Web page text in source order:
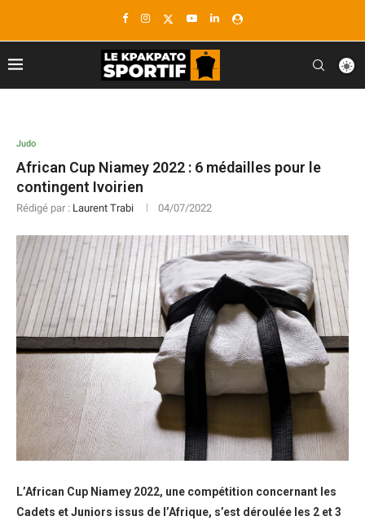
Judo
African Cup Niamey 2022 : 6 médailles pour le
contingent Ivoirien
Rédigé par : Laurent Trabi 04/07/2022
L’African Cup Niamey 2022, une compétition concernant les
Cadets et Juniors issus de l’Afrique, s’est déroulée les 2 et 3